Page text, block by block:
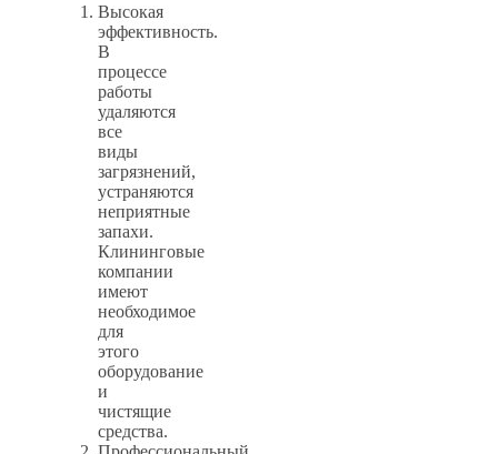
Высокая
эффективность.
В
процессе
работы
удаляются
все
виды
загрязнений,
устраняются
неприятные
запахи.
Клининговые
компании
имеют
необходимое
для
этого
оборудование
и
чистящие
средства.